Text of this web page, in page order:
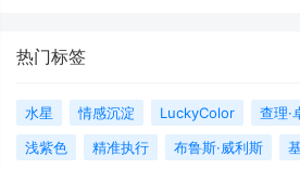
热门标签
水星 情感沉淀 LuckyColor 查理·
浅紫色
精准执行 布鲁斯·威利斯